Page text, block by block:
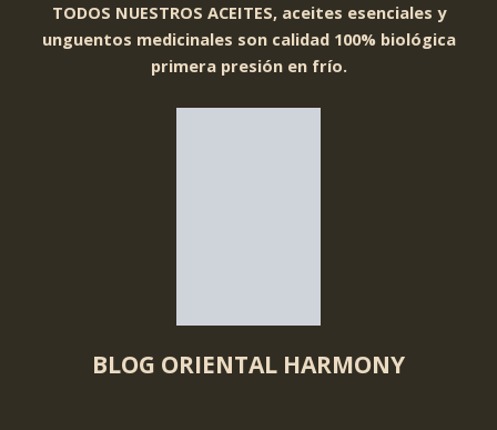
TODOS NUESTROS ACEITES, aceites esenciales y
unguentos medicinales son calidad 100% biológica
primera presión en frío.
BLOG ORIENTAL HARMONY